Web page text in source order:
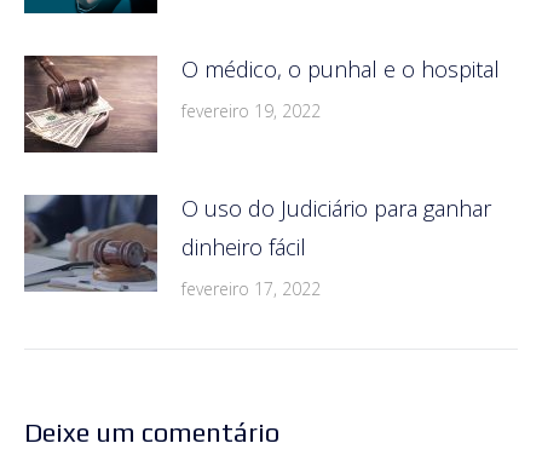
O médico, o punhal e o hospital
fevereiro 19, 2022
O uso do Judiciário para ganhar
dinheiro fácil
fevereiro 17, 2022
Deixe um comentário